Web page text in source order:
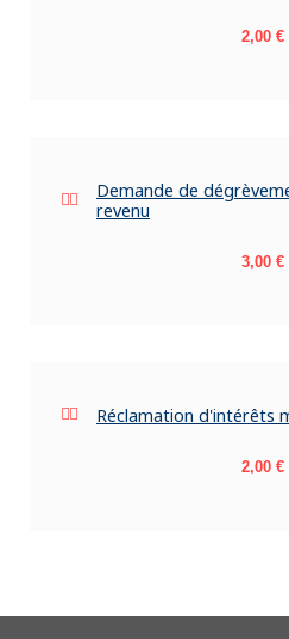
Prix
2,00 €
Demande de
revenu
Prix
3,00 €
Réclamation d'intérêts
Prix
2,00 €